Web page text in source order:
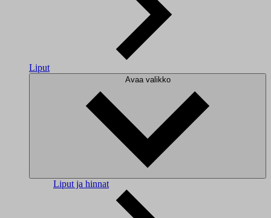
Liput
Avaa valikko
Liput ja hinnat